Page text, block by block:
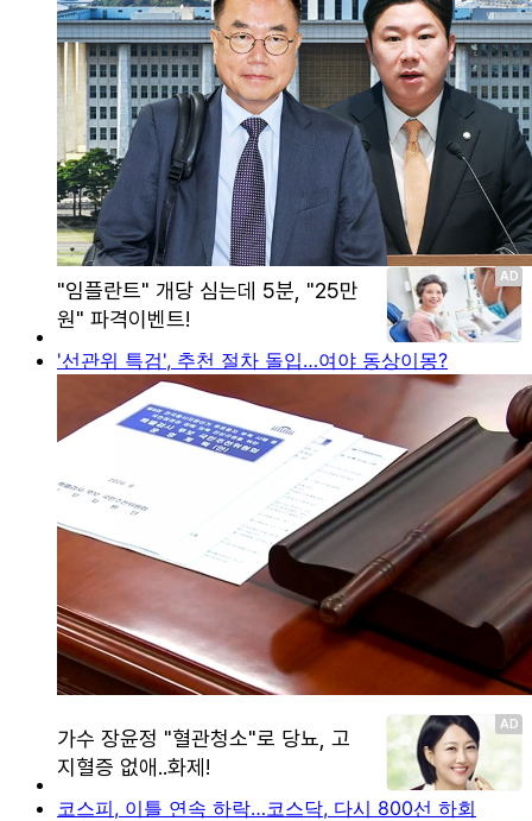
'선관위 특검', 추천 절차 돌입…여야 동상이몽?
코스피, 이틀 연속 하락…코스닥, 다시 800선 하회